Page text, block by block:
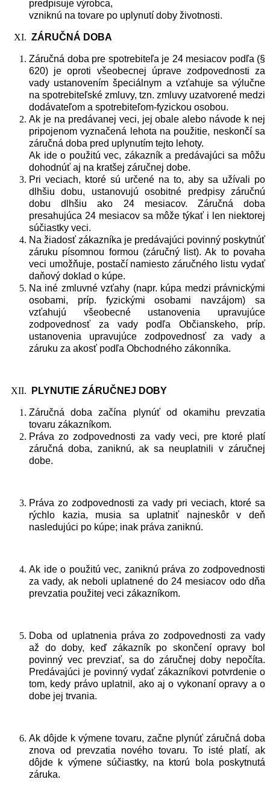
predpisuje výrobca,
vzniknú na tovare po uplynutí doby životnosti.
ZÁ RUČNÁ DOBA
Záručná doba pre spotrebiteľa je 24 mesiacov podľa (§
620) je oproti všeobecnej úprave zodpovednosti za
vady ustanovením špeciálnym a vzťahuje sa výlučne
na spotrebiteľské zmluvy, tzn. zmluvy uzatvorené medzi
dodávateľom a spotrebiteľom-fyzickou osobou.
Ak je na predávanej veci, jej obale alebo návode k nej
pripojenom vyznačená lehota na použitie, neskončí sa
záručná doba pred uplynutím tejto lehoty.
Ak ide o použitú vec, zákazník a predávajúci sa môžu
dohodnúť aj na kratšej záručnej dobe.
Pri veciach, ktoré sú určené na to, aby sa užívali po
dlhšiu dobu, ustanovujú osobitné predpisy záručnú
dobu dlhšiu ako 24 mesiacov. Záručná doba
presahujúca 24 mesiacov sa môže týkať i len niektorej
súčiastky veci.
Na žiadosť zákazníka je predávajúci povinný poskytnúť
záruku písomnou formou (záručný list). Ak to povaha
veci umožňuje, postačí namiesto záručného listu vydať
daňový doklad o kúpe.
Na iné zmluvné vzťahy (napr. kúpa medzi právnickými
osobami, príp. fyzickými osobami navzájom) sa
vzťahujú všeobecné ustanovenia upravujúce
zodpovednosť za vady podľa Občianskeho, príp.
ustanovenia upravujúce zodpovednosť za vady a
záruku za akosť podľa Obchodného zákonníka.
PLYNUTIE ZÁ RUČNEJ DOBY
Záručná doba začína plynúť od okamihu prevzatia
tovaru zákazníkom.
Práva zo zodpovednosti za vady veci, pre ktoré platí
záručná doba, zaniknú, ak sa neuplatnili v záručnej
dobe.
Práva zo zodpovednosti za vady pri veciach, ktoré sa
rýchlo kazia, musia sa uplatniť najneskôr v deň
nasledujúci po kúpe; inak práva zaniknú.
Ak ide o použitú vec, zaniknú práva zo zodpovednosti
za vady, ak neboli uplatnené do 24 mesiacov odo dňa
prevzatia použitej veci zákazníkom.
Doba od uplatnenia práva zo zodpovednosti za vady
až do doby, keď zákazník po skončení opravy bol
povinný vec prevziať, sa do záručnej doby nepočíta.
Predávajúci je povinný vydať zákazníkovi potvrdenie o
tom, kedy právo uplatnil, ako aj o vykonaní opravy a o
dobe jej trvania.
Ak dôjde k výmene tovaru, začne plynúť záručná doba
znova od prevzatia nového tovaru. To isté platí, ak
dôjde k výmene súčiastky, na ktorú bola poskytnutá
záruka.